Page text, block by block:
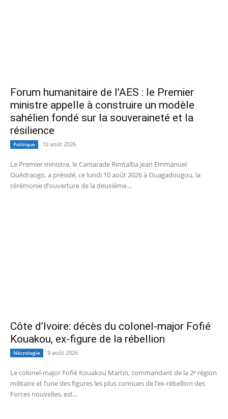
Forum humanitaire de l’AES : le Premier
ministre appelle à construire un modèle
sahélien fondé sur la souveraineté et la
résilience
Politique 10 août 2026
Le Premier ministre, le Camarade Rimtalba Jean Emmanuel
Ouédraogo, a présidé, ce lundi 10 août 2026 à Ouagadougou, la
cérémonie d’ouverture de la deuxième...
Côte d’Ivoire: décès du colonel-major Fofié
Kouakou, ex-figure de la rébellion
Nécrologie 9 août 2026
Le colonel-major Fofié Kouakou Martin, commandant de la 2ᵉ région
militaire et l’une des figures les plus connues de l’ex‑rébellion des
Forces nouvelles, est...